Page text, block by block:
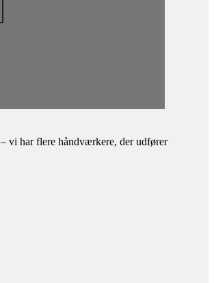
vi har flere håndværkere, der udfører